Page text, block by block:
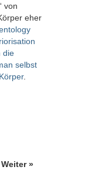
von
eher
die
selbst
.
Weiter »